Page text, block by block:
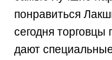
понравиться
сегодня торговцы
дают